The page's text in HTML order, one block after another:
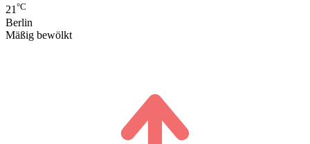
21°C
Berlin
Mäßig bewölkt